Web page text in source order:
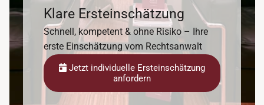
Klare Ersteinschätzung
Schnell, kompetent & ohne Risiko – Ihre
erste Einschätzung vom Rechtsanwalt
Jetzt individuelle Ersteinschätzung
anfordern